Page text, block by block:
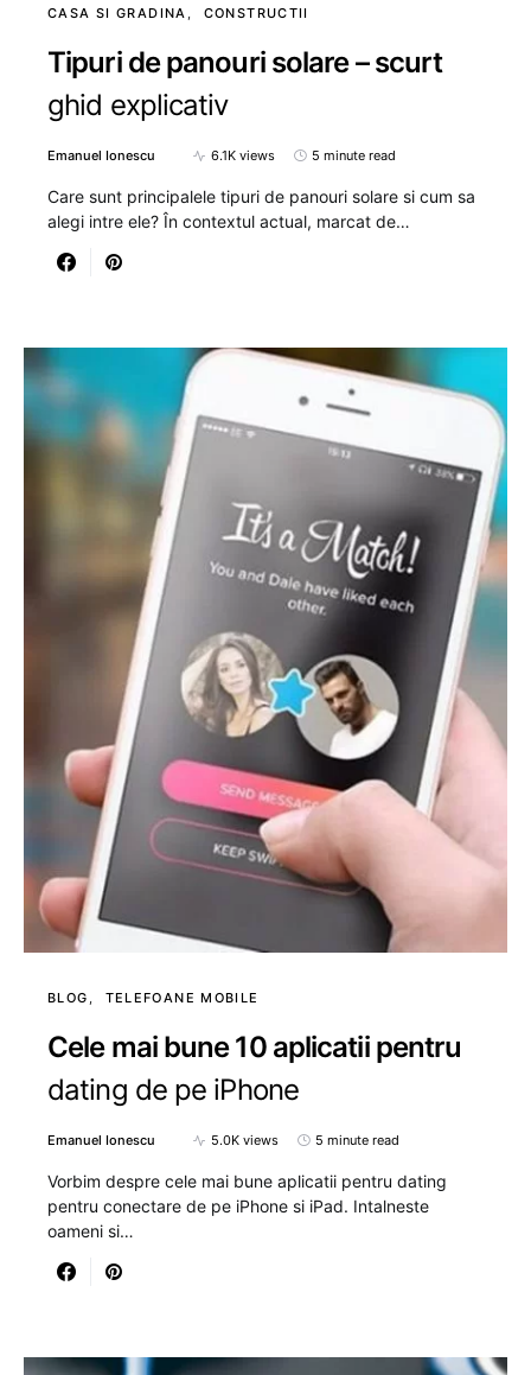
CASA SI GRADINA CONSTRUCTII
Tipuri de panouri solare – scurt
ghid explicativ
Emanuel Ionescu 6.1K views 5 minute read
Care sunt principalele tipuri de panouri solare si cum sa
alegi intre ele? În contextul actual, marcat de…
BLOG TELEFOANE MOBILE
Cele mai bune 10 aplicatii pentru
dating de pe iPhone
Emanuel Ionescu 5.0K views 5 minute read
Vorbim despre cele mai bune aplicatii pentru dating
pentru conectare de pe iPhone si iPad. Intalneste
oameni si…